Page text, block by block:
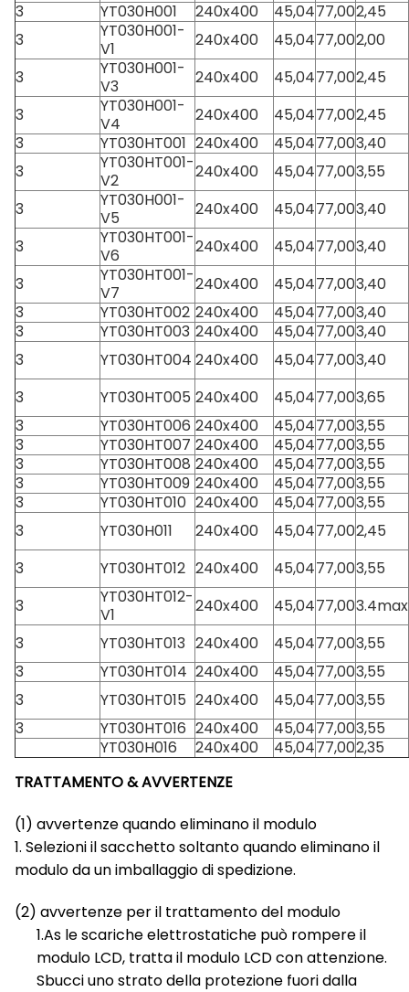
3
YT030H001 240x400 45,0477,002,45
3
YT030H001-
V1
240x400 45,0477,002,00
3
YT030H001-
V3
240x400 45,0477,002,45
3
YT030H001-
V4
240x400 45,0477,002,45
3
YT030HT001 240x400 45,0477,003,40
3
YT030HT001-
V2
240x400 45,0477,003,55
3
YT030H001-
V5
240x400 45,0477,003,40
3
YT030HT001-
V6
240x400 45,0477,003,40
3
YT030HT001-
V7
240x400 45,0477,003,40
3
YT030HT002 240x400 45,0477,003,40
3
YT030HT003 240x400 45,0477,003,40
3
YT030HT004 240x400 45,0477,003,40
3
YT030HT005 240x400 45,0477,003,65
3
YT030HT006 240x400 45,0477,003,55
3
YT030HT007 240x400 45,0477,003,55
3
YT030HT008 240x400 45,0477,003,55
3
YT030HT009 240x400 45,0477,003,55
3
YT030HT010 240x400 45,0477,003,55
3
YT030H011 240x400 45,0477,002,45
3
YT030HT012 240x400 45,0477,003,55
3
YT030HT012-
V1
240x400 45,0477,003.4max
3
YT030HT013 240x400 45,0477,003,55
3
YT030HT014 240x400 45,0477,003,55
3
YT030HT015 240x400 45,0477,003,55
3
YT030HT016 240x400 45,0477,003,55
YT030H016
240x400 45,0477,002,35
TRATTAMENTO & AVVERTENZE
(1) avvertenze quando eliminano il modulo
1. Selezioni il sacchetto soltanto quando eliminano il
modulo da un imballaggio di spedizione.
(2) avvertenze per il trattamento del modulo
1.As le scariche elettrostatiche può rompere il
modulo LCD, tratta il modulo LCD con attenzione.
Sbucci uno strato della protezione fuori dalla